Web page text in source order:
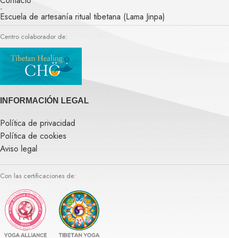
-
Escuela de artesanía ritual tibetana (Lama Jinpa)
Centro colaborador de:
INFORMACIÓN LEGAL
Política de privacidad
Política de cookies
Aviso legal
Con las certificaciones de: